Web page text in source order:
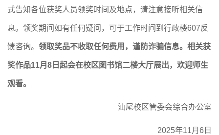
式告知各位获奖人员领奖时间及地点，请注意接听相关信
息。领奖期间如有任何疑问，可于工作时间到行政楼607反
馈咨询。 领取奖品不收取任何费用，谨防诈骗信息。相关获
奖作品11月8日起会在校区图书馆二楼大厅展出，欢迎师生
观看。
汕尾校区管委会综合办公室
2025年11月6日